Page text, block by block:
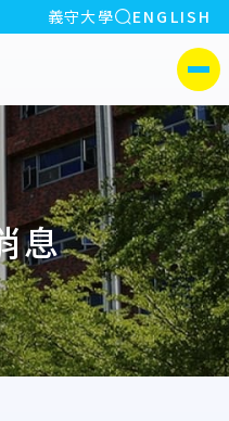
:::
義守大學 全站搜索
ENGLISH
側選單
息